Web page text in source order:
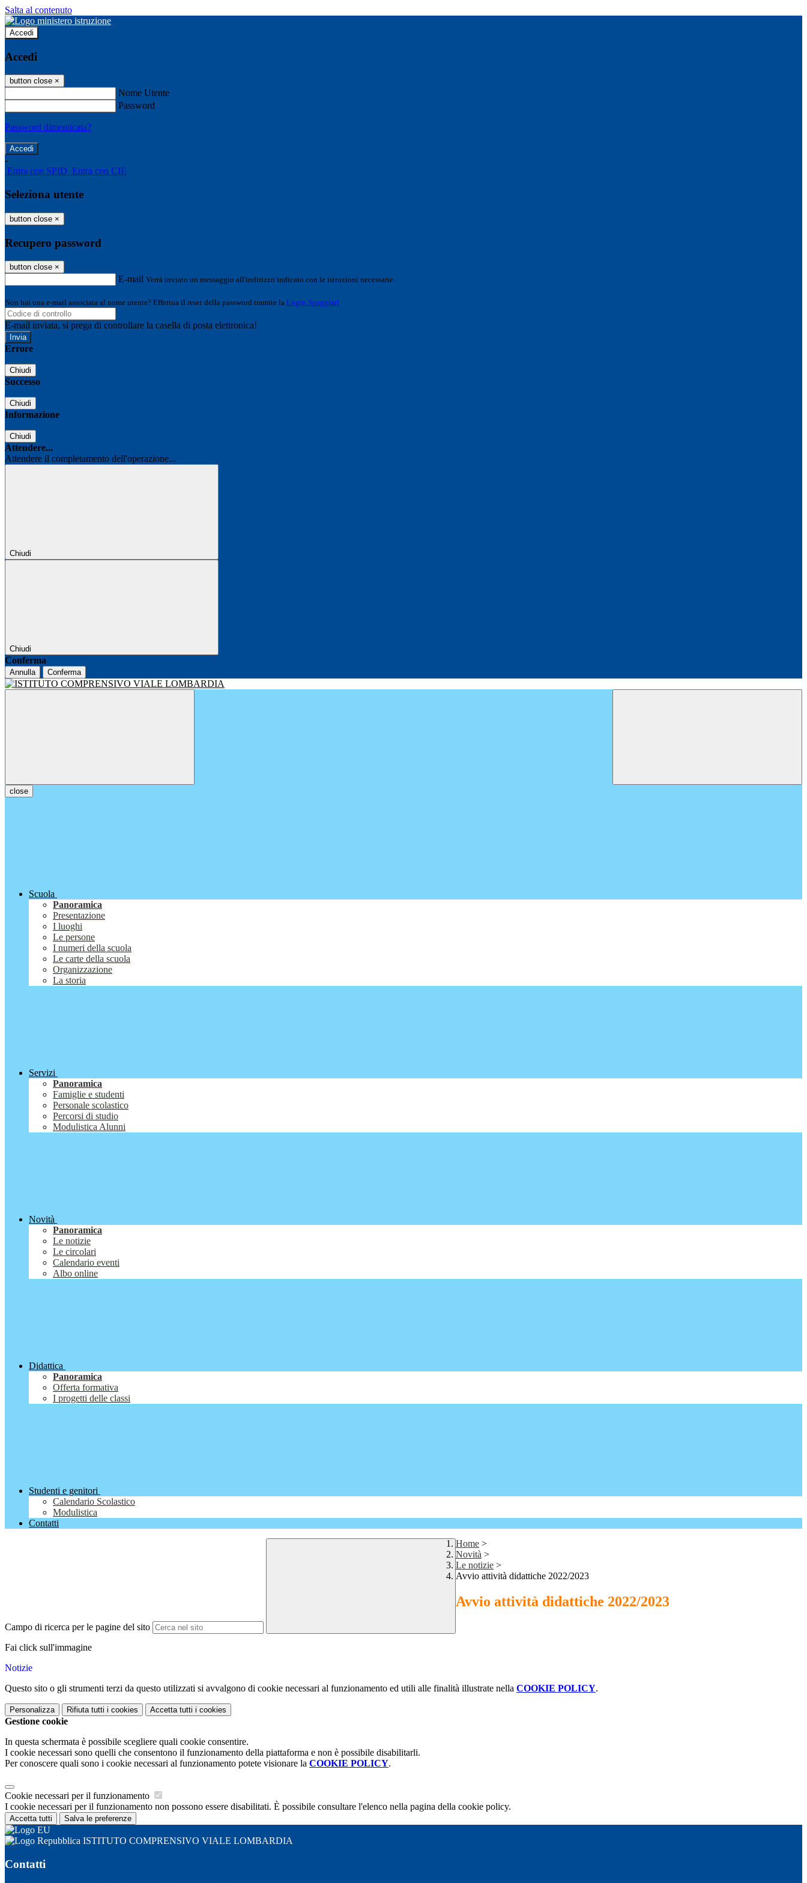
Salta al contenuto
Accedi
Accedi
button close ×
Nome Utente
Password
Password dimenticata?
-
Entra con SPID Entra con CIE
Seleziona utente
button close ×
Recupero password
button close ×
E-mail Verrà inviato un messaggio all'indirizzo indicato con le istruzioni necessarie.
Non hai una e-mail associata al nome utente? Effettua il reset della password tramite la Login Spaggiari
E-mail inviata, si prega di controllare la casella di posta elettronica!
Errore
Chiudi
Successo
Chiudi
Informazione
Chiudi
Attendere...
Attendere il completamento dell'operazione...
Chiudi
Chiudi
Conferma
Annulla Conferma
close
Scuola
Panoramica
Presentazione
I luoghi
Le persone
I numeri della scuola
Le carte della scuola
Organizzazione
La storia
Servizi
Panoramica
Famiglie e studenti
Personale scolastico
Percorsi di studio
Modulistica Alunni
Novità
Panoramica
Le notizie
Le circolari
Calendario eventi
Albo online
Didattica
Panoramica
Offerta formativa
I progetti delle classi
Studenti e genitori
Calendario Scolastico
Modulistica
Contatti
Campo di ricerca per le pagine del sito
Home >
Novità >
Le notizie >
Avvio attività didattiche 2022/2023
Avvio attività didattiche 2022/2023
Fai click sull'immagine
Notizie
Questo sito o gli strumenti terzi da questo utilizzati si avvalgono di cookie necessari al funzionamento ed utili alle finalità illustrate nella COOKIE POLICY.
Personalizza Rifiuta tutti i cookies Accetta tutti i cookies
Gestione cookie
In questa schermata è possibile scegliere quali cookie consentire.
I cookie necessari sono quelli che consentono il funzionamento della piattaforma e non è possibile disabilitarli.
Per conoscere quali sono i cookie necessari al funzionamento potete visionare la COOKIE POLICY.
Cookie necessari per il funzionamento
I cookie necessari per il funzionamento non possono essere disabilitati. È possibile consultare l'elenco nella pagina della cookie policy.
Accetta tutti Salva le preferenze
ISTITUTO COMPRENSIVO VIALE LOMBARDIA
Contatti